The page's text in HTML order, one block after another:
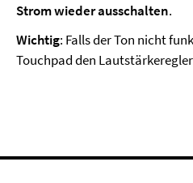
Strom wieder ausschalten.
Wichtig: Falls der Ton nicht
Touchpad den